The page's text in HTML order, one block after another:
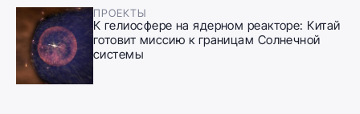
ПРОЕКТЫ
К гелиосфере на ядерном реакторе: Китай
готовит миссию к границам Солнечной
системы